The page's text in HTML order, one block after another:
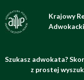
Krajowy
Szukasz adwokata?
z prostej